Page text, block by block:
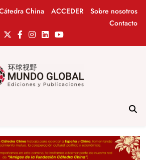
China ACCEDER
Sobre nosotros
Contacto